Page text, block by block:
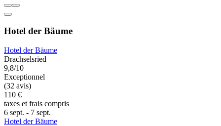
Hotel der Bäume
Hotel der Bäume
Drachselsried
9,8/10
Exceptionnel
(32 avis)
110 €
taxes et frais compris
6 sept. - 7 sept.
Hotel der Bäume